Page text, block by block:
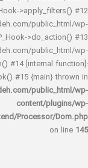
WP_Hook-
decokadeh.com/
WP_Hook-
decokadeh.com/
do_action() #14
#15
decokadeh.com/
Frontend/